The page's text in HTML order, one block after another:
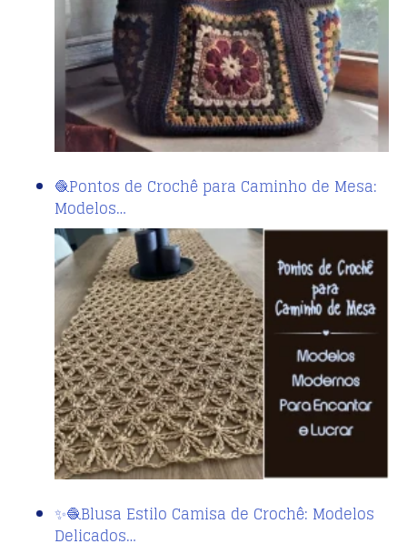
🧶Pontos de Crochê para Caminho de Mesa:
Modelos…
✨🧶Blusa Estilo Camisa de Crochê: Modelos
Delicados…